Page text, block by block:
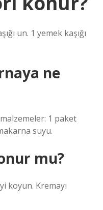
un. 1 yemek kaşığı
ne
1 paket
suyu.
mu?
koyun. Kremayı